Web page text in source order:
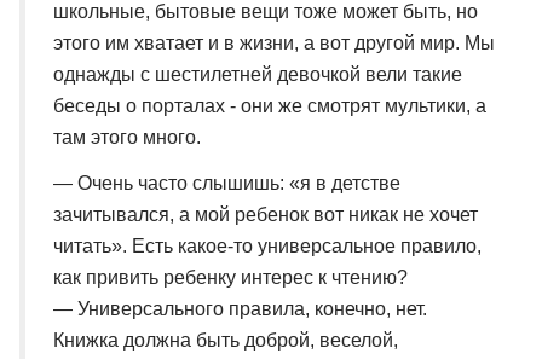
школьные, бытовые вещи тоже может быть, но
этого им хватает и в жизни, а вот другой мир. Мы
однажды с шестилетней девочкой вели такие
беседы о порталах - они же смотрят мультики, а
там этого много.
— Очень часто слышишь: «я в детстве
зачитывался, а мой ребенок вот никак не хочет
читать». Есть какое-то универсальное правило,
как привить ребенку интерес к чтению?
— Универсального правила, конечно, нет.
Книжка должна быть доброй, веселой,